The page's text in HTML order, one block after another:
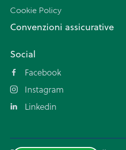
Cookie Policy
Convenzioni assicurative
Social
Facebook
Instagram
Linkedin